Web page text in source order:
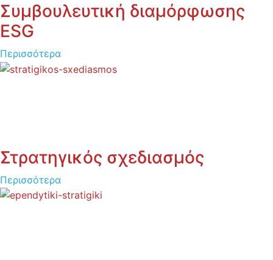
Συμβουλευτική διαμόρφωσης
ESG
Περισσότερα
Στρατηγικός σχεδιασμός
Περισσότερα